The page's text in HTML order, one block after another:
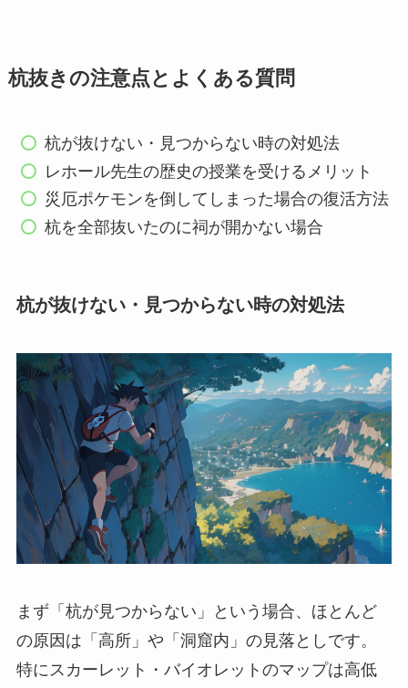
杭抜きの注意点とよくある質問
杭が抜けない・見つからない時の対処法
レホール先生の歴史の授業を受けるメリット
災厄ポケモンを倒してしまった場合の復活方法
杭を全部抜いたのに祠が開かない場合
杭が抜けない・見つからない時の対処法
まず「杭が見つからない」という場合、ほとんど
の原因は「高所」や「洞窟内」の見落としです。
特にスカーレット・バイオレットのマップは高低